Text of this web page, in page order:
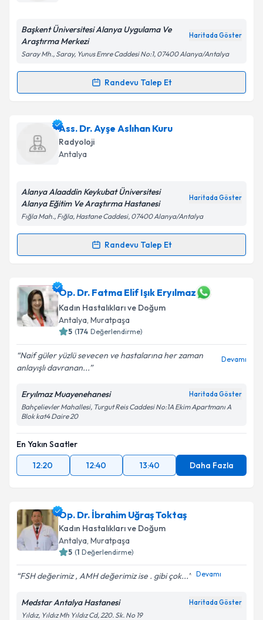
E-posta Adresiniz
Kişisel verilerimin işlenmesine ilişkin
Metni'ni okudum ve kişisel verilerimin belirtilen
Takvim Talebini Gönder
Başkent Üniversitesi Alanya Uygulama Ve
Araştırma Merkezi
Haritada Göster
Saray Mh., Saray, Yunus Emre Caddesi No:1, 07400 Alanya/Antalya
Randevu Talep Et
Randevu Takvimi Talebi
Dr. Hatice Lakadamyalıiçin randevu takvimi talebi
oluşturun. Size bu uzmandan randevu almanız için bir
takvim hazırlandığında e-posta ile bilgilendireceğiz.
Kişisel verilerimin işlenmesine ilişkinAydınlatma
'ni okudum ve kişisel verilerimin belirtilen
kapsamda işlenmesini kabul ediyorum.
Takvim Talebini Gönder
Ass. Dr. Ayşe Aslıhan Kuru
Radyoloji
Antalya
Alanya Alaaddin Keykubat Üniversitesi
Alanya Eğitim Ve Araştırma Hastanesi
Haritada Göster
Fığla Mah., Fığla, Hastane Caddesi, 07400 Alanya/Antalya
Randevu Talep Et
Randevu Takvimi Talebi
Ass. Dr. Ayşe Aslıhan Kuruiçin randevu takvimi talebi
oluşturun. Size bu uzmandan randevu almanız için bir
takvim hazırlandığında e-posta ile bilgilendireceğiz.
E-posta Adresiniz
Kişisel verilerimin işlenmesine ilişkin
Aydınlatma
Metni'ni okudum ve kişisel verilerimin belirtilen
kapsamda işlenmesini kabul ediyorum.
Takvim Talebini Gönder
Op. Dr. Fatma Elif Işık Eryılmaz
Kadın Hastalıkları ve Doğum
Antalya, Muratpaşa
5 (174 Değerlendirme)
Naif güler yüzlü sevecen ve hastalarına her zaman
anlayışlı davranan...
Devamı
Eryılmaz Muayenehanesi Haritada Göster
Bahçelievler Mahallesi, Turgut Reis Caddesi No:1A Ekim Apartmanı A
Blok kat4 Daire 20
En Yakın Saatler
12:20
12:40 13:40 Daha Fazla
Op. Dr. İbrahim Uğraş Toktaş
Kadın Hastalıkları ve Doğum
Antalya, Muratpaşa
5 (1 Değerlendirme)
FSH değerimiz , AMH değerimiz ise . gibi çok... Devamı
Medstar Antalya Hastanesi Haritada Göster
Yıldız, Yıldız Mh Yıldız Cd, 220. Sk. No 19